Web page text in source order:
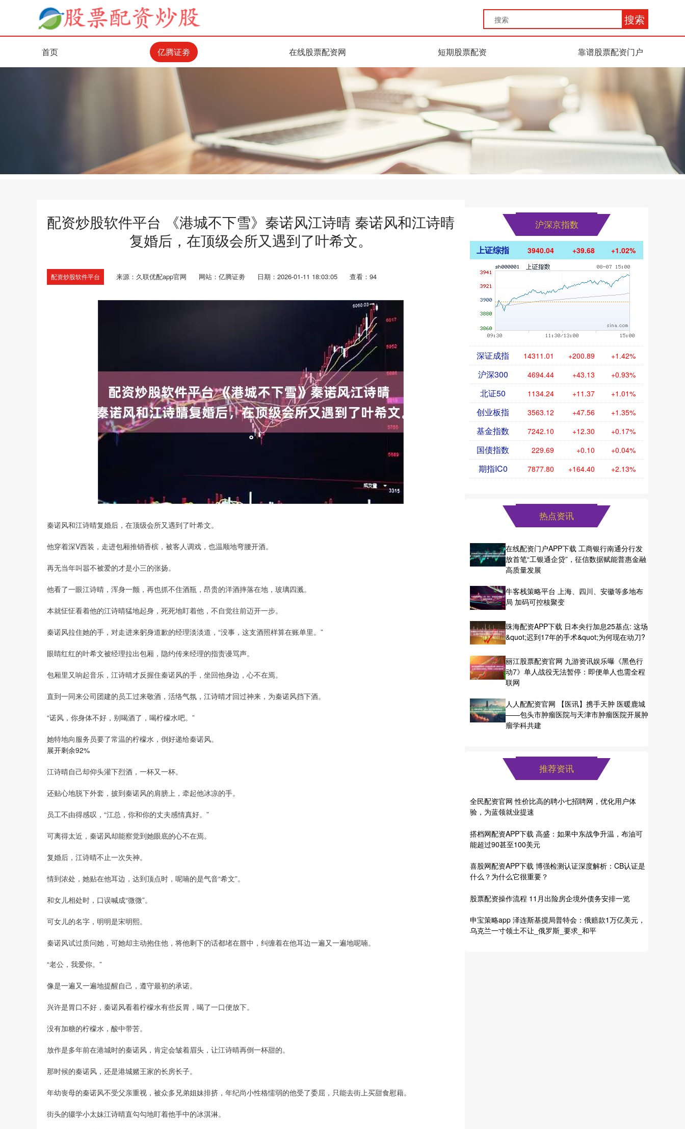
搜索
首页 亿腾证劵 在线股票配资网 短期股票配资 靠谱股票配资门户
配资炒股软件平台 《港城不下雪》秦诺风江诗晴 秦诺风和江诗晴
复婚后，在顶级会所又遇到了叶希文。
配资炒股软件平台 来源：久联优配app官网 网站：亿腾证劵 日期：2026-01-11 18:03:05 查看：94
秦诺风和江诗晴复婚后，在顶级会所又遇到了叶希文。
他穿着深V西装，走进包厢推销香槟，被客人调戏，也温顺地弯腰开酒。
再无当年叫嚣不被爱的才是小三的张扬。
他看了一眼江诗晴，浑身一颤，再也抓不住酒瓶，昂贵的洋酒摔落在地，玻璃四溅。
本就怔怔看着他的江诗晴猛地起身，死死地盯着他，不自觉往前迈开一步。
秦诺风拉住她的手，对走进来躬身道歉的经理淡淡道，“没事，这支酒照样算在账单里。”
眼睛红红的叶希文被经理拉出包厢，隐约传来经理的指责谩骂声。
包厢里又响起音乐，江诗晴才反握住秦诺风的手，坐回他身边，心不在焉。
直到一同来公司团建的员工过来敬酒，活络气氛，江诗晴才回过神来，为秦诺风挡下酒。
“诺风，你身体不好，别喝酒了，喝柠檬水吧。”
她特地向服务员要了常温的柠檬水，倒好递给秦诺风。
展开剩余92%
江诗晴自己却仰头灌下烈酒，一杯又一杯。
还贴心地脱下外套，披到秦诺风的肩膀上，牵起他冰凉的手。
员工不由得感叹，“江总，你和你的丈夫感情真好。”
可离得太近，秦诺风却能察觉到她眼底的心不在焉。
复婚后，江诗晴不止一次失神。
情到浓处，她贴在他耳边，达到顶点时，呢喃的是气音“希文”。
和女儿相处时，口误喊成“微微”。
可女儿的名字，明明是宋明熙。
秦诺风试过质问她，可她却主动抱住他，将他剩下的话都堵在唇中，纠缠着在他耳边一遍又一遍地呢喃。
“老公，我爱你。”
像是一遍又一遍地提醒自己，遵守最初的承诺。
兴许是胃口不好，秦诺风看着柠檬水有些反胃，喝了一口便放下。
没有加糖的柠檬水，酸中带苦。
放作是多年前在港城时的秦诺风，肯定会皱着眉头，让江诗晴再倒一杯甜的。
那时候的秦诺风，还是港城赌王家的长房长子。
年幼丧母的秦诺风不受父亲重视，被众多兄弟姐妹排挤，年纪尚小性格懦弱的他受了委屈，只能去街上买甜食慰藉。
街头的辍学小太妹江诗晴直勾勾地盯着他手中的冰淇淋。
沪深京指数
上证综指 3940.04 +39.68 +1.02%
深证成指 14311.01 +200.89 +1.42%
沪深300 4694.44 +43.13 +0.93%
北证50 1134.24 +11.37 +1.01%
创业板指 3563.12 +47.56 +1.35%
基金指数 7242.10 +12.30 +0.17%
国债指数 229.69 +0.10 +0.04%
期指IC0 7877.80 +164.40 +2.13%
热点资讯
在线配资门户APP下载 工商银行南通分行发
放首笔“工银通企贷”，征信数据赋能普惠金融
高质量发展
牛客栈策略平台 上海、四川、安徽等多地布
局 加码可控核聚变
珠海配资APP下载 日本央行加息25基点: 这场
&quot;迟到17年的手术&quot;为何现在动刀?
丽江股票配资官网 九游资讯娱乐曝《黑色行
动7》单人战役无法暂停：即便单人也需全程
联网
人人配配资官网 【医讯】携手天肿 医暖鹿城
——包头市肿瘤医院与天津市肿瘤医院开展肿
瘤学科共建
推荐资讯
全民配资官网 性价比高的聘小七招聘网，优化用户体
验，为蓝领就业提速
搭档网配资APP下载 高盛：如果中东战争升温，布油可
能超过90甚至100美元
喜股网配资APP下载 博强检测认证深度解析：CB认证是
什么？为什么它很重要？
股票配资操作流程 11月出险房企境外债务安排一览
申宝策略app 泽连斯基搅局普特会：俄赔款1万亿美元，
乌克兰一寸领土不让_俄罗斯_要求_和平